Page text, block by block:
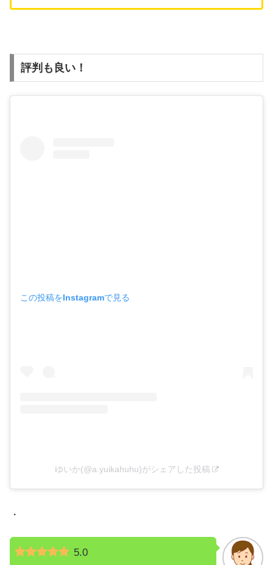
評判も良い！
この投稿をInstagramで見る
ゆいか(@a.yuikahuhu)がシェアした投稿
・
5.0